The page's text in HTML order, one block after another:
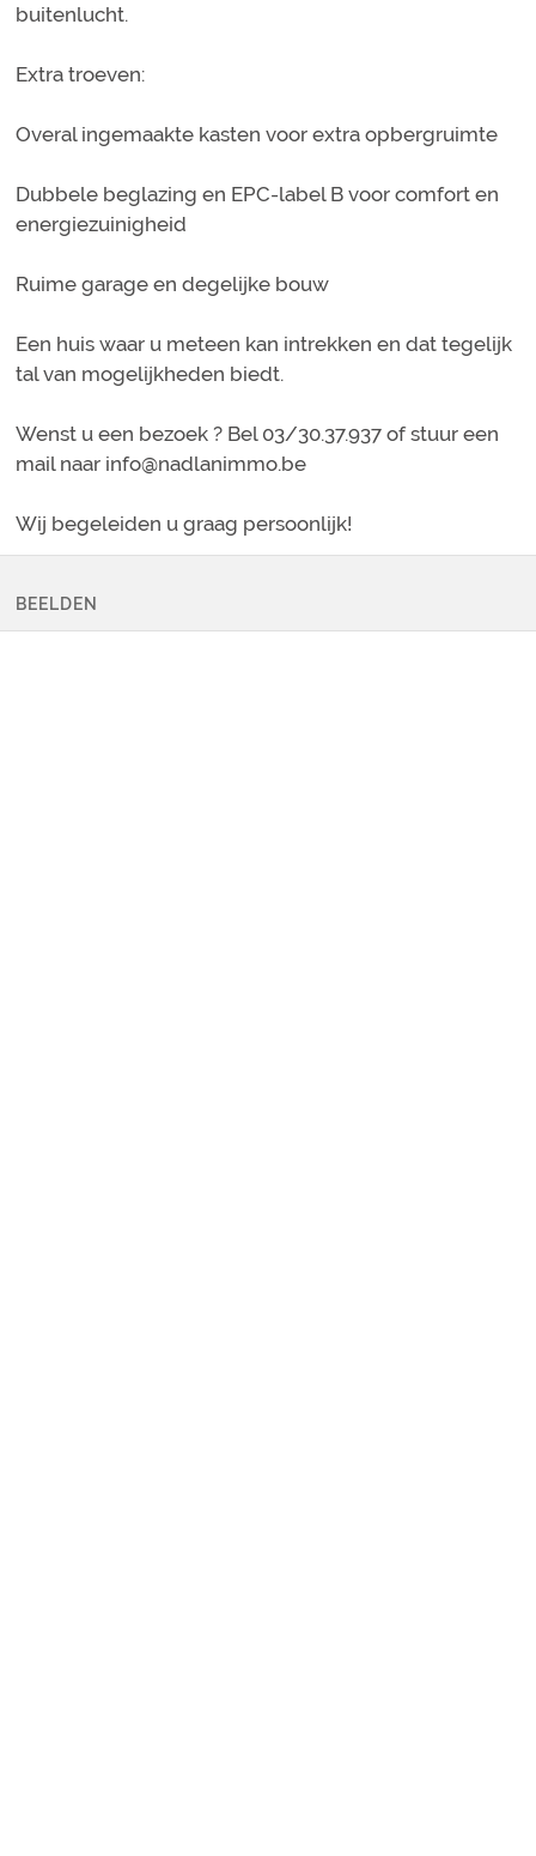
buitenlucht.
Extra troeven:
Overal ingemaakte kasten voor extra opbergruimte
Dubbele beglazing en EPC-label B voor comfort en
energiezuinigheid
Ruime garage en degelijke bouw
Een huis waar u meteen kan intrekken en dat tegelijk
tal van mogelijkheden biedt.
Wenst u een bezoek ? Bel 03/30.37.937 of stuur een
mail naar info@nadlanimmo.be
Wij begeleiden u graag persoonlijk!
BEELDEN